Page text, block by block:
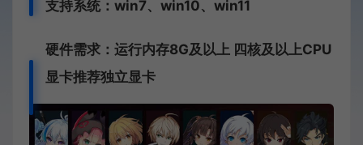
支持系统：win7、win10、win11
硬件需求：运行内存8G及以上 四核及以上CPU
显卡推荐独立显卡